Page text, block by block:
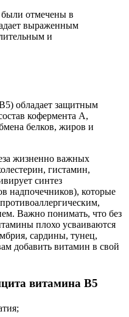
отмечены в
выраженным
и
обладает защитным
кофермента А,
белков, жиров и
жизненно важных
гистамин,
синтез
надпочечников), которые
Важно понимать, что без
плохо усваиваются
сардины, тунец,
добавить витамин в свой
витамина B5